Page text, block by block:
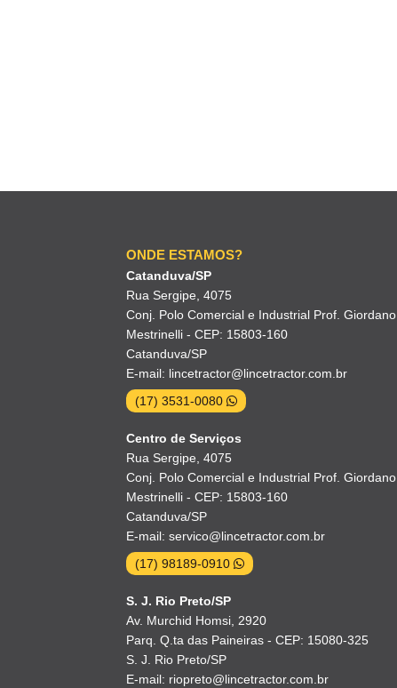
ONDE ESTAMOS?
Catanduva/SP
Rua Sergipe, 4075
Conj. Polo Comercial e Industrial Prof. Giordano
Mestrinelli - CEP: 15803-160
Catanduva/SP
E-mail: lincetractor@lincetractor.com.br
(17) 3531-0080
Centro de Serviços
Rua Sergipe, 4075
Conj. Polo Comercial e Industrial Prof. Giordano
Mestrinelli - CEP: 15803-160
Catanduva/SP
E-mail: servico@lincetractor.com.br
(17) 98189-0910
S. J. Rio Preto/SP
Av. Murchid Homsi, 2920
Parq. Q.ta das Paineiras - CEP: 15080-325
S. J. Rio Preto/SP
E-mail: riopreto@lincetractor.com.br